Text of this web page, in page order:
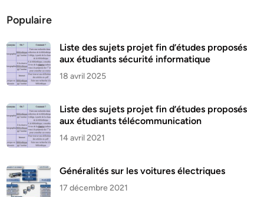
Populaire
Liste des sujets projet fin d’études proposés
aux étudiants sécurité informatique
18 avril 2025
Liste des sujets projet fin d’études proposés
aux étudiants télécommunication
14 avril 2021
Généralités sur les voitures électriques
17 décembre 2021